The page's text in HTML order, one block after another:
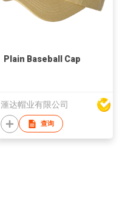
Plain Baseball Cap
滙达帽业有限公司
查询